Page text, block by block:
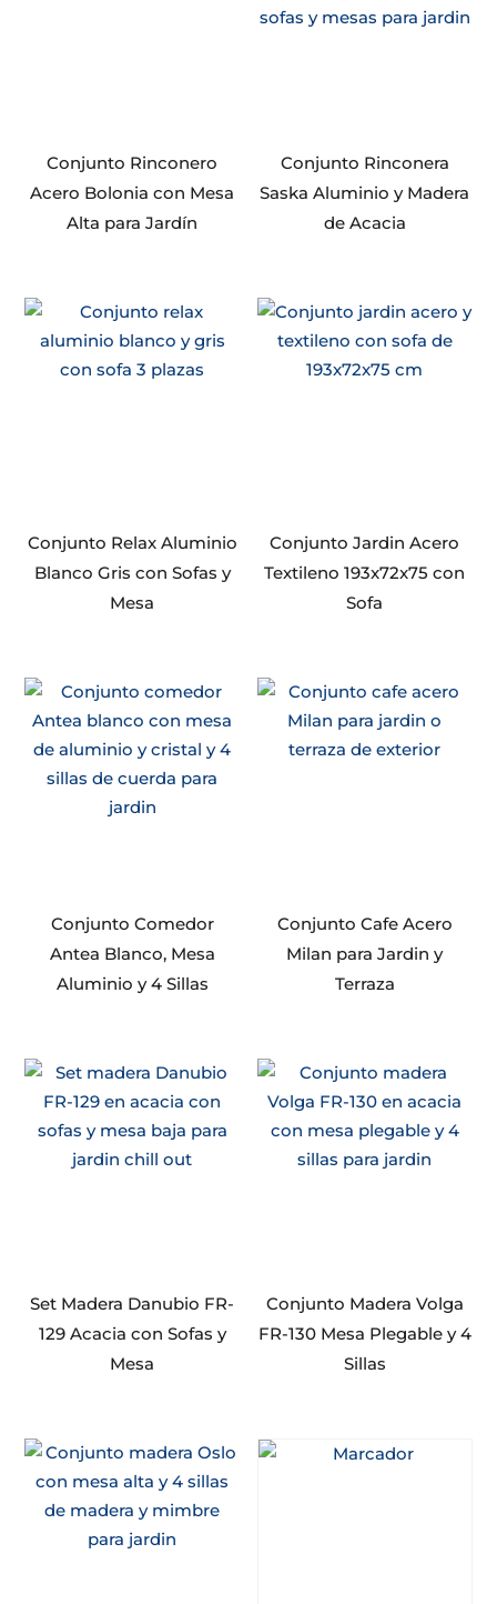
Conjunto Rinconero
Acero Bolonia con Mesa
Alta para Jardín
Conjunto Rinconera
Saska Aluminio y Madera
de Acacia
Conjunto Relax Aluminio
Blanco Gris con Sofas y
Mesa
Conjunto Jardin Acero
Textileno 193x72x75 con
Sofa
Conjunto Comedor
Antea Blanco, Mesa
Aluminio y 4 Sillas
Conjunto Cafe Acero
Milan para Jardin y
Terraza
Set Madera Danubio FR-
129 Acacia con Sofas y
Mesa
Conjunto Madera Volga
FR-130 Mesa Plegable y 4
Sillas